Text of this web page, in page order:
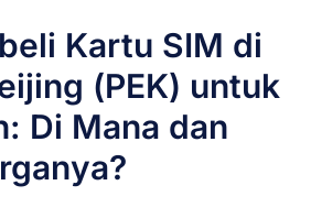
Kartu SIM di
(PEK) untuk
Di Mana dan